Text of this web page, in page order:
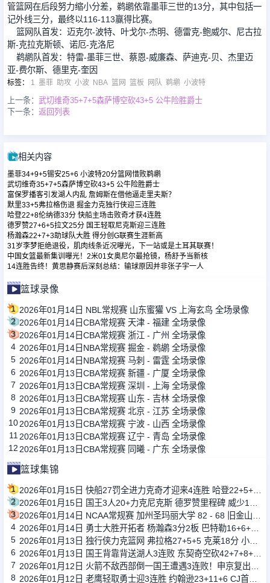
管篮网在后段努力缩小分差，鹈鹕依靠墨菲三世的13分，其中包括一
记外线三分，最终以116-113赢得比赛。
篮网队首发：迈克尔-波特、叶戈尔-杰明、德雷克-鲍威尔、尼古拉
斯-克拉克斯顿、诺厄-克洛尼
鹈鹕队首发：特雷-墨菲三世、蔡恩-威廉森、萨迪克-贝、杰里迈
亚-费尔斯、德里克-奎因
标签： 1 墨菲 助攻 小波 NBA 篮网 篮板 网队 鹈鹕 小波特
上一条： 武切维奇35+7+5森萨博空砍43+5 公牛险胜爵士
下一条： 返回列表
相关内容
墨菲34+9+5锡安25+6 小波特20分篮网惜败鹈鹕
武切维奇35+7+5森萨博空砍43+5 公牛险胜爵士
富保罗播客引发湖人内乱 詹姆斯在借他逼走里夫斯？
默里33+5弗拉格伤退 掘金力克独行侠迎三连胜
哈登22+8伦纳德33分 快船主场击败奇才获4连胜
德罗赞27+6+5拉文25分 国王轻取尼克斯迎三连胜
杨瀚森22+7+3助球队大胜 得分创G联赛生涯新高
31岁李梦拒绝退役，肌肉线条近况曝光，下一站或是土耳其联赛！
中国女篮最新集训曝光！2米01女奥尼尔最抢镜，杨舒予当新核
14连胜告终！黄思静赛后深刻总结：输球原因并非张子宇一人
篮球录像
1 2026年01月14日 NBL常规赛 山东蜜獾 VS 上海玄鸟 全场录像
2 2026年01月14日CBA常规赛 天津 - 福建 全场录像
3 2026年01月14日CBA常规赛 浙江 - 广州 全场录像
4 2026年01月14日NBA常规赛 掘金 - 鹈鹕 全场录像
5 2026年01月14日NBA常规赛 马刺 - 雷霆 全场录像
6 2026年01月13日CBA常规赛 新疆 - 广厦 全场录像
7 2026年01月13日CBA常规赛 深圳 - 上海 全场录像
8 2026年01月13日CBA常规赛 山东 - 吉林 全场录像
9 2026年01月13日CBA常规赛 北京 - 江苏 全场录像
102026年01月13日CBA常规赛 宁波 - 山西 全场录像
11 2026年01月13日CBA常规赛 辽宁 - 青岛 全场录像
12 2026年01月13日CBA常规赛 同曦 - 广东 全场录像
篮球集锦
1
2
3
4
5
6
7
8